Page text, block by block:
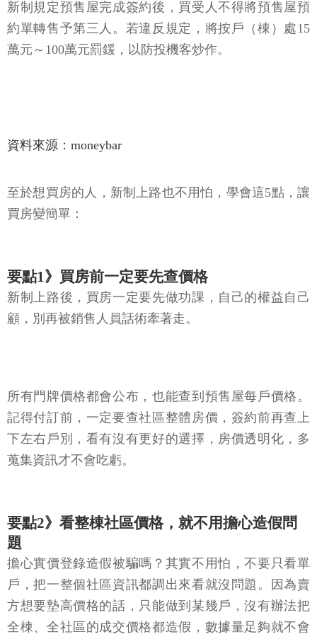
新制規定預售屋完成簽約後，買受人不得將預售屋預
約單轉售予第三人。若違反規定，將按戶（棟）處15
萬元～100萬元罰鍰，以防投機客炒作。
資料來源：moneybar
至於想買房的人，新制上路也不用怕，學會這5點，讓
買房變簡單：
要點1》買房前一定要先查價格
新制上路後，買房一定要先做功課，自己的權益自己
顧，別再被銷售人員話術牽著走。
所有門牌價格都會公布，也能查到預售屋每戶價格。
記得付訂前，一定要查社區整體房價，簽約前再查上
下左右戶別，看有沒有更好的選擇，房價透明化，多
蒐集資訊才不會吃虧。
要點2》看整棟社區價格，就不用擔心造假問
題
擔心實價登錄造假被騙嗎？其實不用怕，不要只看單
戶，把一整個社區資訊都調出來看就沒問題。因為賣
方想要墊高價格的話，只能做到某幾戶，沒有辦法把
全棟、全社區的成交價格都造假，數據量足夠就不會